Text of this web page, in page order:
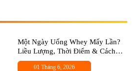
Một Ngày Uống Whey Mấy Lần?
Liều Lượng, Thời Điểm & Cách
Chọn Đúng Cho Người Mới
01 Tháng 6, 2026